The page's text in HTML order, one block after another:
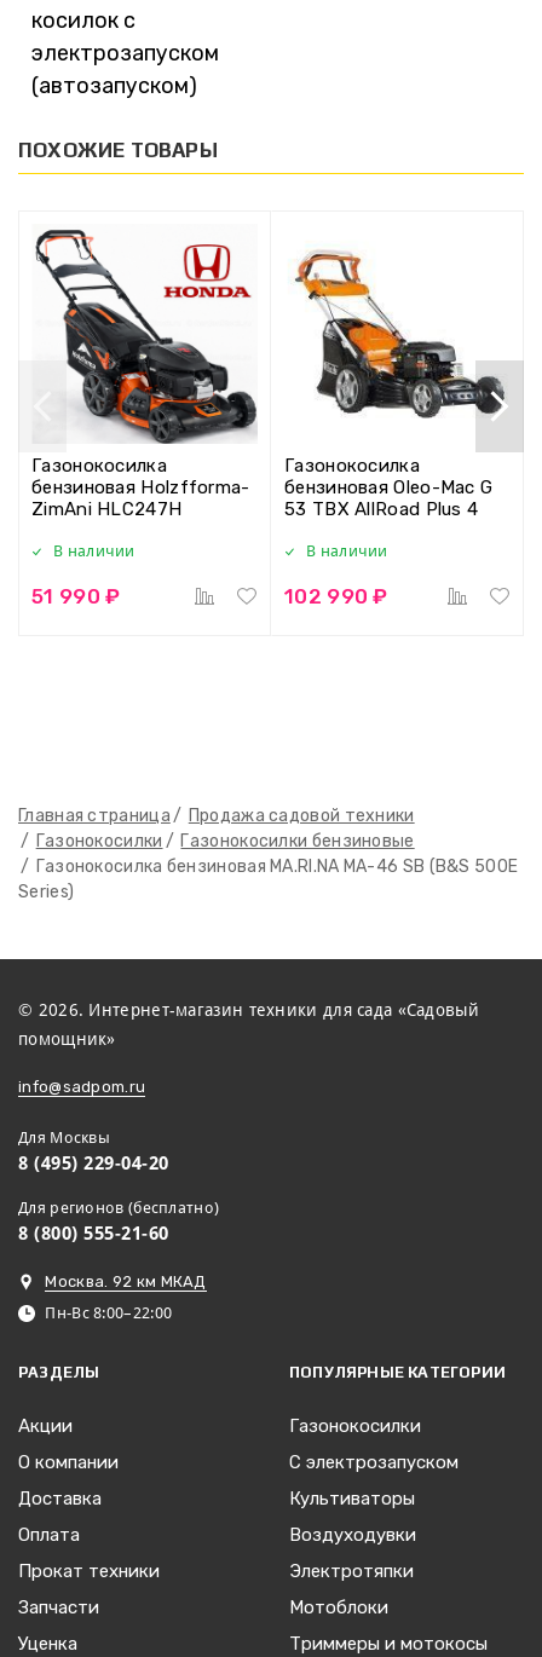
Главная страница
Продажа садовой техники
Газонокосилки
Газонокосилки бензиновые
Газонокосилка бензиновая MA.RI.NA MA-46 SB (B&S 500E
Series)
косилок с
электрозапуском
(автозапуском)
ПОХОЖИЕ ТОВАРЫ
Газонокосилка
бензиновая Holzfforma-
ZimAni HLC247H
В наличии
51 990 ₽
Газонокосилка
бензиновая Oleo-Mac G
53 TBX AllRoad Plus 4
В наличии
102 990 ₽
© 2026. Интернет-магазин техники для сада «Садовый
помощник»
info@sadpom.ru
Для Москвы
8 (495) 229-04-20
Для регионов (бесплатно)
8 (800) 555-21-60
Москва. 92 км МКАД
Пн-Вс 8:00–22:00
РАЗДЕЛЫ
Акции
О компании
Доставка
Оплата
Прокат техники
Запчасти
Уценка
ПОПУЛЯРНЫЕ КАТЕГОРИИ
Газонокосилки
С электрозапуском
Культиваторы
Воздуходувки
Электротяпки
Мотоблоки
Триммеры и мотокосы